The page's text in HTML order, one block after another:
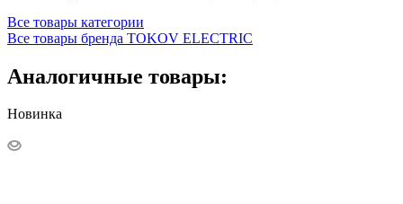
Все товары категории
Все товары бренда TOKOV ELECTRIC
Аналогичные товары:
Новинка